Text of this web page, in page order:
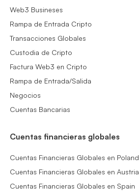
Web3 Busineses
Rampa de Entrada Cripto
Transacciones Globales
Custodia de Cripto
Factura Web3 en Cripto
Rampa de Entrada/Salida
Negocios
Cuentas Bancarias
Cuentas financieras globales
Cuentas Financieras Globales en Poland
Cuentas Financieras Globales en Austria
Cuentas Financieras Globales en Spain